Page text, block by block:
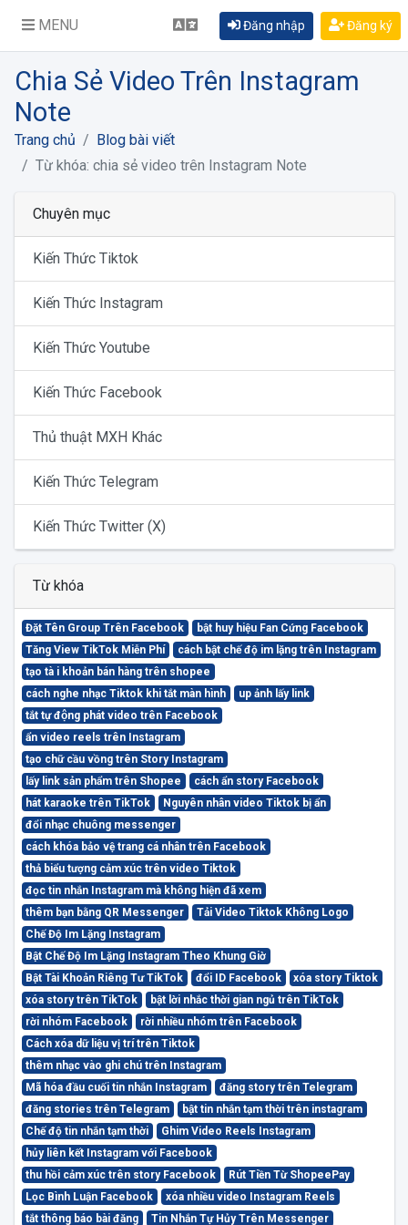
MENU Đăng nhập Đăng ký
Chia Sẻ Video Trên Instagram
Note
Trang chủ
Blog bài viết
Từ khóa: chia sẻ video trên Instagram Note
Chuyên mục
Kiến Thức Tiktok
Kiến Thức Instagram
Kiến Thức Youtube
Kiến Thức Facebook
Thủ thuật MXH Khác
Kiến Thức Telegram
Kiến Thức Twitter (X)
Từ khóa
Đặt Tên Group Trên Facebook
bật huy hiệu Fan Cứng Facebook
Tăng View TikTok Miễn Phí
cách bật chế độ im lặng trên Instagram
tạo tà i khoản bán hàng trên shopee
cách nghe nhạc Tiktok khi tắt màn hình
up ảnh lấy link
tắt tự động phát video trên Facebook
ẩn video reels trên Instagram
tạo chữ cầu vồng trên Story Instagram
lấy link sản phẩm trên Shopee
cách ẩn story Facebook
hát karaoke trên TikTok
Nguyên nhân video Tiktok bị ẩn
đổi nhạc chuông messenger
cách khóa bảo vệ trang cá nhân trên Facebook
thả biểu tượng cảm xúc trên video Tiktok
đọc tin nhắn Instagram mà không hiện đã xem
thêm bạn bằng QR Messenger
Tải Video Tiktok Không Logo
Chế Độ Im Lặng Instagram
Bật Chế Độ Im Lặng Instagram Theo Khung Giờ
Bật Tài Khoản Riêng Tư TikTok
đổi ID Facebook
xóa story Tiktok
xóa story trên TikTok
bật lời nhắc thời gian ngủ trên TikTok
rời nhóm Facebook
rời nhiều nhóm trên Facebook
Cách xóa dữ liệu vị trí trên Tiktok
thêm nhạc vào ghi chú trên Instagram
Mã hóa đầu cuối tin nhắn Instagram
đăng story trên Telegram
đăng stories trên Telegram
bật tin nhắn tạm thời trên instagram
Chế độ tin nhắn tạm thời
Ghim Video Reels Instagram
hủy liên kết Instagram với Facebook
thu hồi cảm xúc trên story Facebook
Rút Tiền Từ ShopeePay
Lọc Bình Luận Facebook
xóa nhiều video Instagram Reels
tắt thông báo bài đăng
Tin Nhắn Tự Hủy Trên Messenger